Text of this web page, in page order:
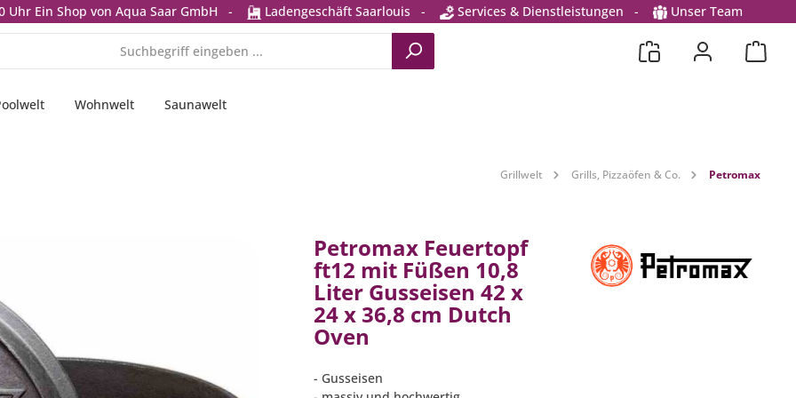
Uhr Ein Shop von Aqua Saar GmbH - Ladengeschäft Saarlouis - Services & Dienstleistungen - Unser Team
Wohnwelt Saunawelt
Grillwelt Grills, Pizzaöfen & Co. Petromax
Petromax Feuertopf
ft12 mit Füßen 10,8
Liter Gusseisen 42 x
24 x 36,8 cm Dutch
Oven
- Gusseisen